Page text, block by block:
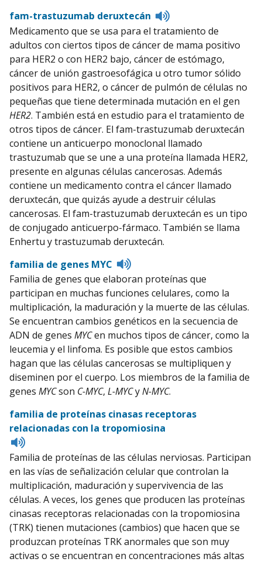
fam-trastuzumab deruxtecán
Listen
pronunciation
Medicamento que se usa para el tratamiento de
adultos con ciertos tipos de cáncer de mama positivo
para HER2 o con HER2 bajo, cáncer de estómago,
cáncer de unión gastroesofágica u otro tumor sólido
positivos para HER2, o cáncer de pulmón de células no
pequeñas que tiene determinada mutación en el gen
HER2. También está en estudio para el tratamiento de
otros tipos de cáncer. El fam-trastuzumab deruxtecán
contiene un anticuerpo monoclonal llamado
trastuzumab que se une a una proteína llamada HER2,
presente en algunas células cancerosas. Además
contiene un medicamento contra el cáncer llamado
deruxtecán, que quizás ayude a destruir células
cancerosas. El fam-trastuzumab deruxtecán es un tipo
de conjugado anticuerpo-fármaco. También se llama
Enhertu y trastuzumab deruxtecán.
familia de genes MYC
Listen
pronunciation
Familia de genes que elaboran proteínas que
participan en muchas funciones celulares, como la
multiplicación, la maduración y la muerte de las células.
Se encuentran cambios genéticos en la secuencia de
ADN de genes MYCen muchos tipos de cáncer, como la
leucemia y el linfoma. Es posible que estos cambios
hagan que las células cancerosas se multipliquen y
diseminen por el cuerpo. Los miembros de la familia de
genes MYCson C-MYC, L-MYCyN-MYC.
familia de proteínas cinasas receptoras
relacionadas con la tropomiosina
Listen
to
pronunciation
Familia de proteínas de las células nerviosas. Participan
en las vías de señalización celular que controlan la
multiplicación, maduración y supervivencia de las
células. A veces, los genes que producen las proteínas
cinasas receptoras relacionadas con la tropomiosina
(TRK) tienen mutaciones (cambios) que hacen que se
produzcan proteínas TRK anormales que son muy
activas o se encuentran en concentraciones más altas